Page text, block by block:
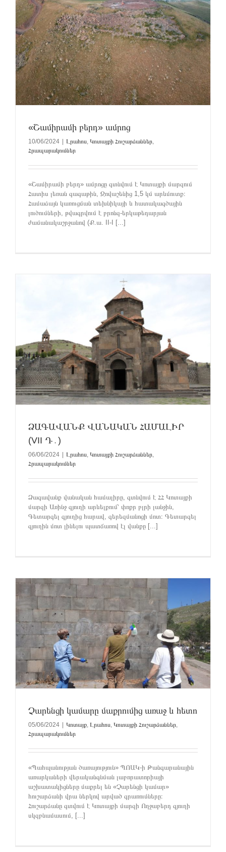
«Շամիրամի բերդ» ամրոց
10/06/2024 Լրահոս, Կոտայքի Հուշարձաններ,
Հրապարակումներ
«Շամիրամի բերդ» ամրոցը գտնվում է Կոտայքի մարզում
Հատիս լեռան գագաթին, Զովաշենից 1,5 կմ արևմուտք։
Համաձայն կառուցման տեխնիկայի և հատակագծային
լուծումների, թվագրվում է բրոնզ-երկաթեդարյան
ժամանակաշրջանով (Ք.ա. II-I [...]
ՁԱԳԱՎԱՆՔ ՎԱՆԱԿԱՆ ՀԱՄԱԼԻՐ
(VII Դ․)
06/06/2024 | Լրահոս Կոտայքի Հուշարձաններ
Հրապարակումներ
Ձագավանք վանական համալիրը, գտնվում է ՀՀ Կոտայքի
մարզի Առինջ գյուղի արևելքում՝ փոքր բլրի լանջին,
Գետարգել գյուղից հարավ, գերեզմանոցի մոտ։ Գետարգել
գյուղին մոտ լինելու պատճառով էլ վանքը [...]
Չարենցի կամարը մաքրումից առաջ և հետո
05/06/2024 | Կոտայք, Լրահոս, Կոտայքի Հուշարձաններ,
Հրապարակումներ
«Պահպանության ծառայություն» ՊՈԱԿ-ի Թանգարանային
առարկաների վերականգնման լաբորատորիայի
աշխատակիցները մաքրել են «Չարենցի կամար»
հուշարձանի վրա ներկով արված գրառումները։
Հուշարձանը գտվում է Կոտայքի մարզի Ողջաբերդ գյուղի
սկզբնամասում, [...]